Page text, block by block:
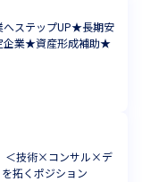
へステップUP★長期安
企業★資産形成補助★
＜技術×コンサル×デ
拓くポジション